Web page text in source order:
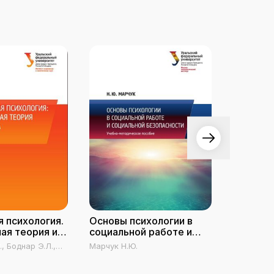
психология.
теория и
Боднар Э.Л.,
Основы психологии в
социальной работе и
социальной
безопасности
Марчук Н.Ю.